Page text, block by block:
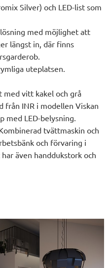
Silver) och LED-list som
med möjlighet att
längst in, där finns
uteplatsen.
med vitt kakel och grå
från INR i modellen Viskan
med LED-belysning.
tvättmaskin och
och förvaring i
även handdukstork och